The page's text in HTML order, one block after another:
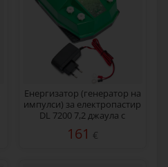
Енергизатор (генератор на
импулси) за електропастир
DL 7200 7,2 джаула с
161 €